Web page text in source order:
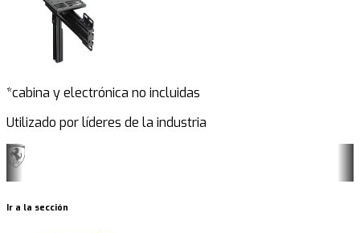
*cabina y electrónica no incluidas
Utilizado por líderes de la industria
Ir a la sección